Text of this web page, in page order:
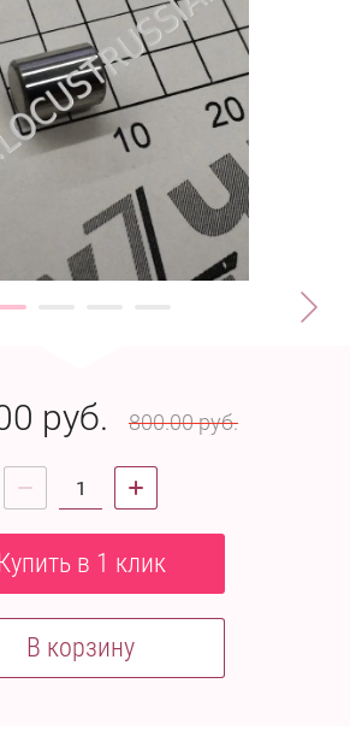
руб. 800.00руб.
Купить в 1 клик
В корзину